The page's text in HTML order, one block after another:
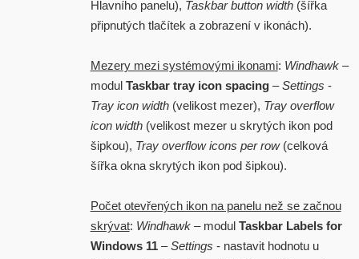
Hlavního panelu), Taskbar button width(šířka
připnutých tlačítek a zobrazení v ikonách).
Mezery mezi systémovými ikonami: Windhawk–
modul Taskbar tray icon spacing–Settings -
Tray icon width(velikost mezer), Tray overflow
icon width(velikost mezer u skrytých ikon pod
šipkou), Tray overflow icons per row(celková
šířka okna skrytých ikon pod šipkou).
Počet otevřených ikon na panelu než se začnou
skrývat: Windhawk– modul Taskbar Labels for
Windows 11–Settings - nastavit hodnotu u